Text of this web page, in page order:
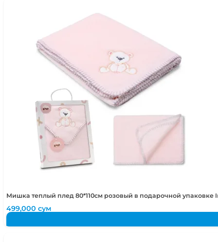
Мишка теплый плед 80*110см розовый в подарочной упаковке
499,000сум